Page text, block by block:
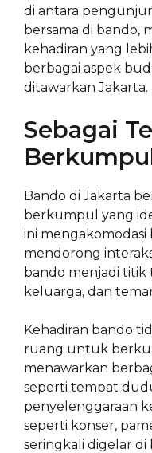
di antara
bersama di bando,
kehadiran yang
berbagai aspek
ditawarkan Jakarta.
Sebagai
Bando di Jakarta
berkumpul yang
ini mengakomodasi
mendorong
bando menjadi titik
keluarga, dan
Kehadiran bando
ruang untuk
menawarkan
seperti tempat
penyelenggaraan
seperti konser,
seringkali digelar